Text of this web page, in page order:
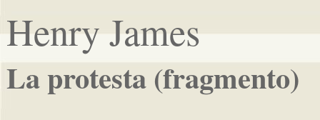
Henry James
La protesta (fragmento)